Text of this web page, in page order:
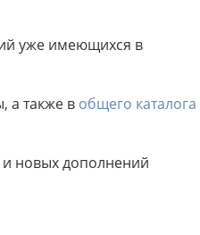
уже имеющихся в
а также в общего каталога
новых дополнений